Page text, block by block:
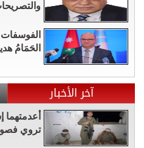
الحَمَامُ
آخر الأخبار
تروي